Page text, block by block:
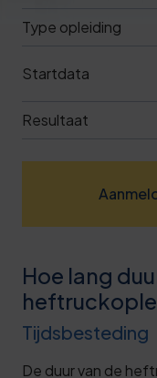
Type opleiding
Startdata
Resultaat
Hoe lang
Tijdsbesteding
De duur van de
ervaring.
Verzend